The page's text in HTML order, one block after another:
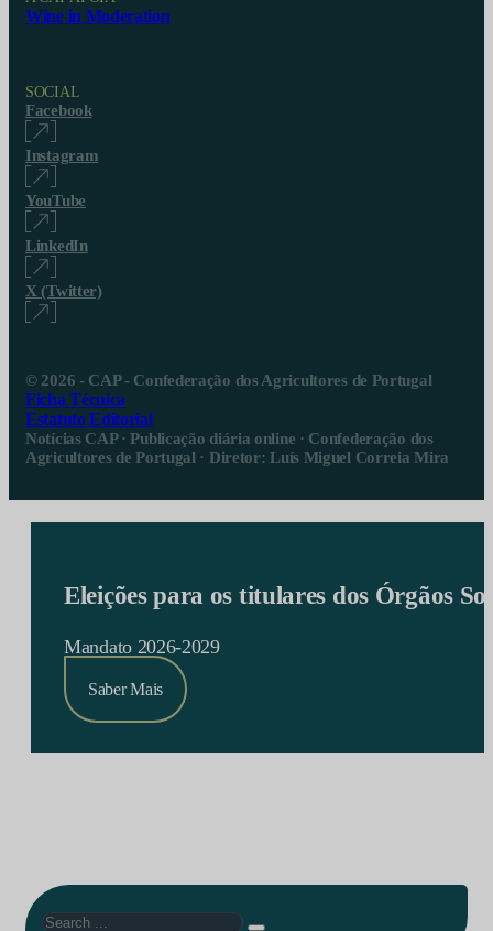
Wine in Moderation
SOCIAL
Facebook
Instagram
YouTube
LinkedIn
X (Twitter)
© 2026 - CAP - Confederação dos Agricultores de Portugal
Ficha Técnica
Estatuto Editorial
Notícias CAP · Publicação diária online · Confederação dos
Agricultores de Portugal · Diretor: Luís Miguel Correia Mira
Eleições para os titulares dos Órgãos
Mandato 2026-2029
Saber Mais
Search